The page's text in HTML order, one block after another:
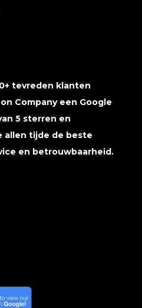
tevreden klanten
Company een Google
5 sterren en
allen tijde de beste
en betrouwbaarheid.